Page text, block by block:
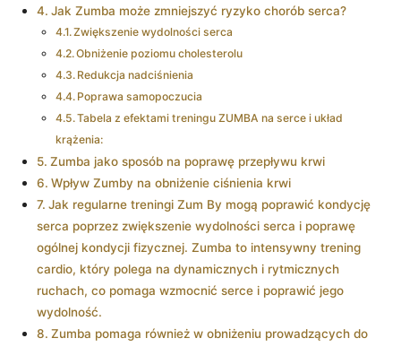
Jak Zumba może zmniejszyć ryzyko chorób serca?
Zwiększenie wydolności serca
Obniżenie poziomu cholesterolu
Redukcja nadciśnienia
Poprawa samopoczucia
Tabela z efektami treningu ZUMBA na serce i układ
krążenia:
Zumba jako sposób na poprawę przepływu krwi
Wpływ Zumby na obniżenie ciśnienia krwi
Jak regularne treningi Zum By mogą poprawić kondycję
serca poprzez zwiększenie wydolności serca i poprawę
ogólnej kondycji fizycznej. Zumba to intensywny trening
cardio, który polega na dynamicznych i rytmicznych
ruchach, co pomaga wzmocnić serce i poprawić jego
wydolność.
Zumba pomaga również w obniżeniu prowadzących do